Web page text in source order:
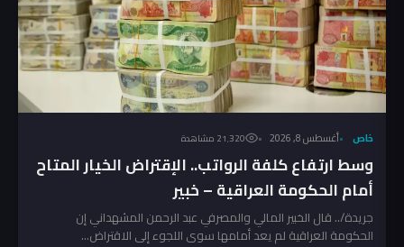
خاص أغسطس 8, 2026 21٬320 مشاهدة
وسط ارتفاع كلفة الرواتب.. الإقتراض الخيار المتاح
أمام الحكومة العراقية – خبير
جريدة/.. قال الخبير المالي والمصرفي عبد الرحمن المشهداني إن
الحكومة العراقية لم يعد أمامها سوى اللجوء إلى الاقتراض...